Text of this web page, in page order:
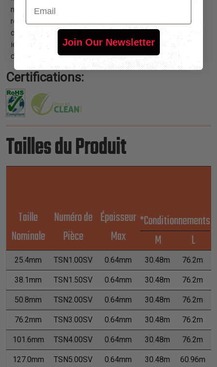
mylar ou autre adhésif. Les produits Thermashield
résisteront à des températures jusqu'à 648°C sans se
délaminer, devenir cassants ou se décoller. Elles sont
idéales dans toute situation où la protection contre la
chaleur radiante est une préoccupation primordiale.
Certifications:
Tailles du Produit
Taille
Nominale
Numéro de
Pièce
Épaisseur
Max
*Conditionnements
M
L
25.4mm TSN1.00SV 0.64mm 30.48m 76.2m
38.1mm TSN1.50SV 0.64mm 30.48m 76.2m
50.8mm TSN2.00SV 0.64mm 30.48m 76.2m
76.2mm TSN3.00SV 0.64mm 30.48m 76.2m
101.6mm TSN4.00SV 0.64mm 30.48m 76.2m
127.0mm TSN5.00SV 0.64mm 30.48m 60.96m
Email
Join Our Newsletter